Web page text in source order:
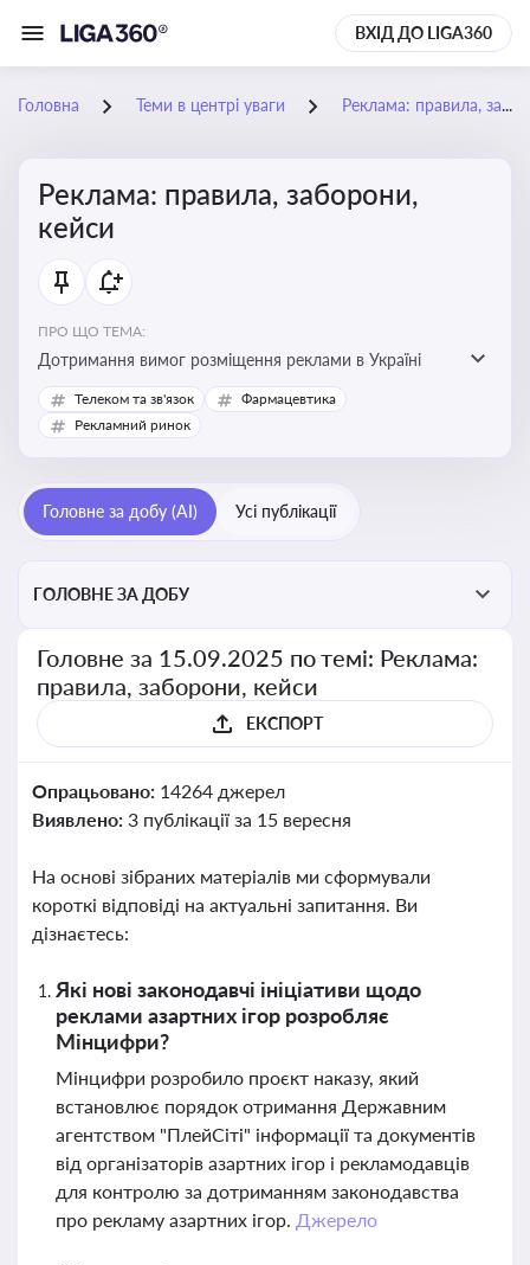
ВХІД ДО LIGA360
Головна Теми в центрі уваги Реклама: правила, заборони, кейси
Реклама: правила, заборони,
кейси
ПРО ЩО ТЕМА:
Дотримання вимог розміщення реклами в Україні
Телеком та зв'язок
Фармацевтика
Рекламний ринок
Головне за добу (AI) Усі публікації
ГОЛОВНЕ ЗА ДОБУ
Головне за 15.09.2025 по темі: Реклама:
правила, заборони, кейси
ЕКСПОРТ
Опрацьовано: 14264 джерел
Виявлено: 3 публікації за 15 вересня
На основі зібраних матеріалів ми сформували
короткі відповіді на актуальні запитання. Ви
дізнаєтесь:
Які нові законодавчі ініціативи щодо
реклами азартних ігор розробляє
Мінцифри?
Мінцифри розробило проєкт наказу, який
встановлює порядок отримання Державним
агентством "ПлейСіті" інформації та документів
від організаторів азартних ігор і рекламодавців
для контролю за дотриманням законодавства
про рекламу азартних ігор. Джерело